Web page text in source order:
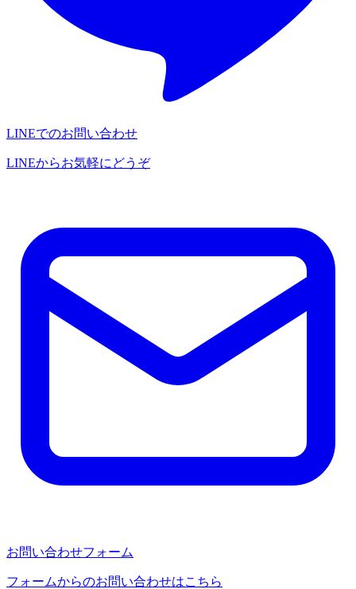
LINEでのお問い合わせ
LINEからお気軽にどうぞ
お問い合わせフォーム
フォームからのお問い合わせはこちら